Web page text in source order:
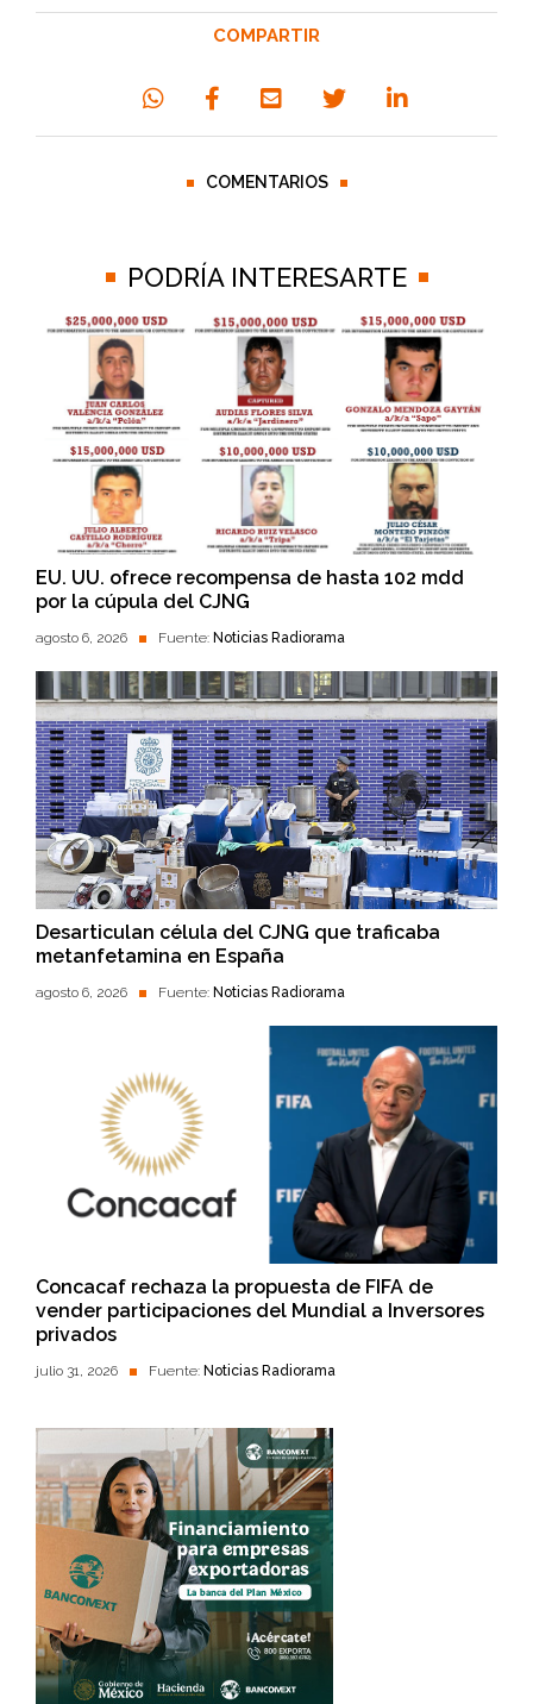
COMPARTIR
COMENTARIOS
PODRÍA INTERESARTE
EU. UU. ofrece recompensa de hasta 102 mdd
por la cúpula del CJNG
agosto 6, 2026 Fuente: Noticias Radiorama
Desarticulan célula del CJNG que traficaba
metanfetamina en España
agosto 6, 2026 Fuente: Noticias Radiorama
Concacaf rechaza la propuesta de FIFA de
vender participaciones del Mundial a Inversores
privados
julio 31, 2026 Fuente: Noticias Radiorama